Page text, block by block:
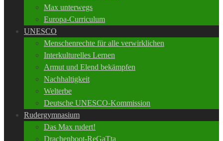
Max unterwegs
Europa-Curriculum
UNESCO
Menschenrechte für alle verwirklichen
Interkulturelles Lernen
Armut und Elend bekämpfen
Nachhaltigkeit
Welterbe
Deutsche UNESCO-Kommission
Rudergymnasium
Das Max rudert!
Drachenboot-ReGaTta